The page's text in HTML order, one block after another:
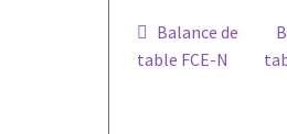
de
Article
précédent :
Balance de
table FCE-N